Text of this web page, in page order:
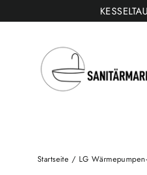
zum
Startseite / LG